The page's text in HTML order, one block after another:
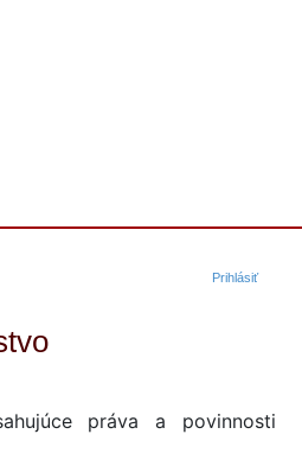
Prihlásiť
práva a povinnosti